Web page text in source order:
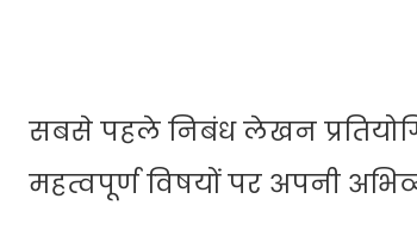
सबसे पहले निबंध लेखन
महत्वपूर्ण विषयों पर अपनी